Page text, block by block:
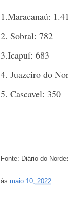
1.Maracanaú:
2. Sobral: 782
3.Icapuí: 683
4. Juazeiro do
5. Cascavel: 350
Fonte: Diário do
às maio 10, 2022